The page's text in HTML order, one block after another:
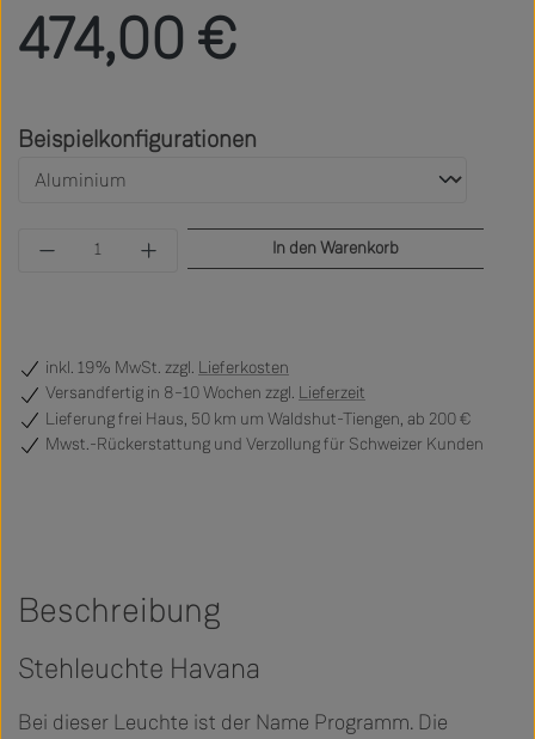
474,00 €
Beispielkonfigurationen
Produkt Anzahl: Gib den gewünschten Wert
In den Warenkorb
inkl. 19% MwSt. zzgl. Lieferkosten
Versandfertig in 8–10 Wochen zzgl. Lieferzeit
Lieferung frei Haus, 50 km um Waldshut-Tiengen, ab 200 €
Mwst.-Rückerstattung und Verzollung für Schweizer Kunden
Beschreibung
Stehleuchte Havana
Bei dieser Leuchte ist der Name Programm. Die